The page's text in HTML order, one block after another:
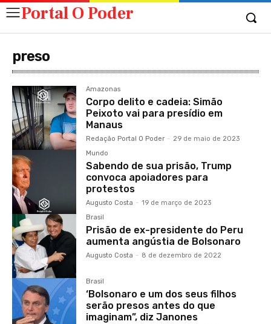
Portal O Poder
preso
Amazonas
Corpo delito e cadeia: Simão
Peixoto vai para presídio em
Manaus
Redação Portal O Poder - 29 de maio de 2023
Mundo
Sabendo de sua prisão, Trump
convoca apoiadores para
protestos
Augusto Costa - 19 de março de 2023
Brasil
Prisão de ex-presidente do Peru
aumenta angústia de Bolsonaro
Augusto Costa - 8 de dezembro de 2022
Brasil
‘Bolsonaro e um dos seus filhos
serão presos antes do que
imaginam”, diz Janones